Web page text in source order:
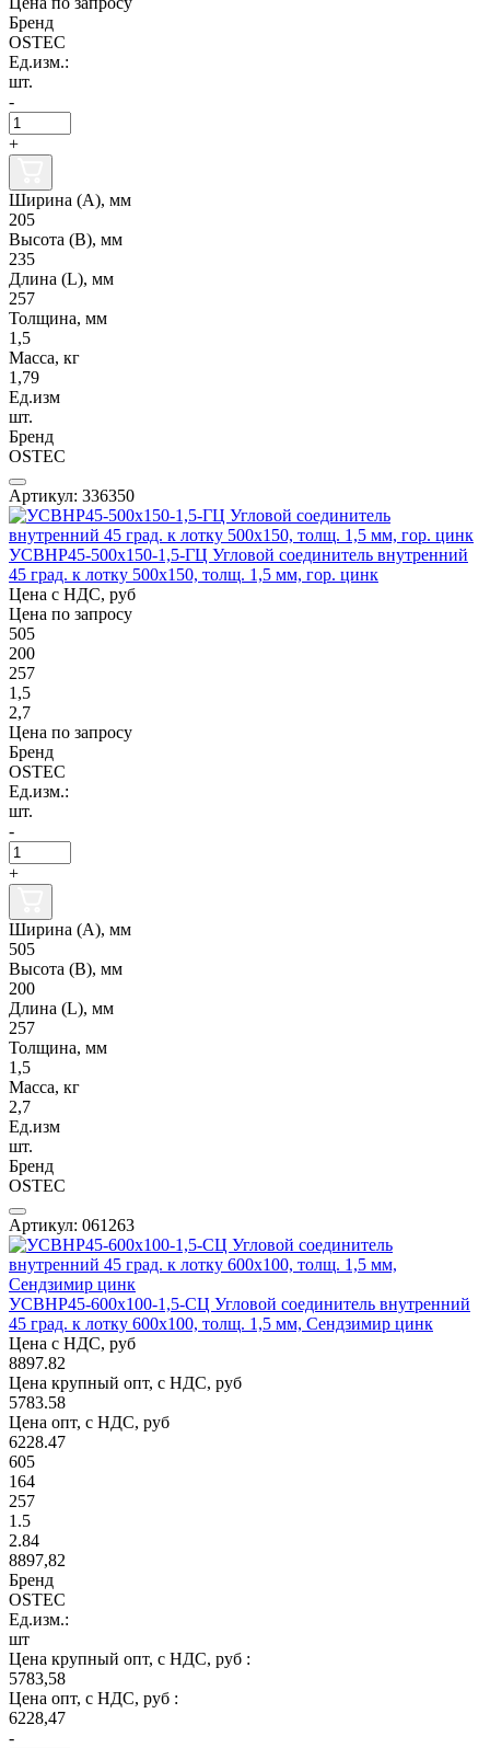
Бренд
OSTEC
Ед.изм.:
шт.
-
+
Ширина (А), мм
205
Высота (В), мм
235
Длина (L), мм
257
Толщина, мм
1,5
Масса, кг
1,79
Ед.изм
шт.
Бренд
OSTEC
Артикул: 336350
УСВНР45-500х150-1,5-ГЦ Угловой соединитель внутренний
45 град. к лотку 500х150, толщ. 1,5 мм, гор. цинк
Цена с НДС, руб
Цена по запросу
505
200
257
1,5
2,7
Цена по запросу
Бренд
OSTEC
Ед.изм.:
шт.
-
+
Ширина (А), мм
505
Высота (В), мм
200
Длина (L), мм
257
Толщина, мм
1,5
Масса, кг
2,7
Ед.изм
шт.
Бренд
OSTEC
Артикул: 061263
УСВНР45-600х100-1,5-СЦ Угловой соединитель внутренний
45 град. к лотку 600х100, толщ. 1,5 мм, Сендзимир цинк
Цена с НДС, руб
8897.82
Цена крупный опт, с НДС, руб
5783.58
Цена опт, с НДС, руб
6228.47
605
164
257
1.5
2.84
8897,82
Бренд
OSTEC
Ед.изм.:
шт
Цена крупный опт, с НДС, руб :
5783,58
Цена опт, с НДС, руб :
6228,47
-